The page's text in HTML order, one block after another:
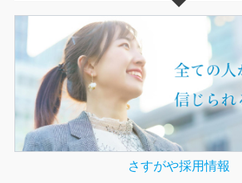
さすがや採用情報